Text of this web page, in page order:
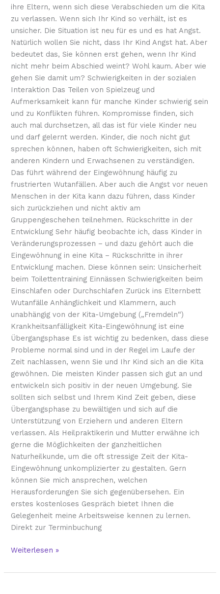
ihre Eltern, wenn sich diese Verabschieden um die Kita
zu verlassen. Wenn sich Ihr Kind so verhält, ist es
unsicher. Die Situation ist neu für es und es hat Angst.
Natürlich wollen Sie nicht, dass Ihr Kind Angst hat. Aber
bedeutet das, Sie können erst gehen, wenn Ihr Kind
nicht mehr beim Abschied weint? Wohl kaum. Aber wie
gehen Sie damit um? Schwierigkeiten in der sozialen
Interaktion Das Teilen von Spielzeug und
Aufmerksamkeit kann für manche Kinder schwierig sein
und zu Konflikten führen. Kompromisse finden, sich
auch mal durchsetzen, all das ist für viele Kinder neu
und darf gelernt werden. Kinder, die noch nicht gut
sprechen können, haben oft Schwierigkeiten, sich mit
anderen Kindern und Erwachsenen zu verständigen.
Das führt während der Eingewöhnung häufig zu
frustrierten Wutanfällen. Aber auch die Angst vor neuen
Menschen in der Kita kann dazu führen, dass Kinder
sich zurückziehen und nicht aktiv am
Gruppengeschehen teilnehmen. Rückschritte in der
Entwicklung Sehr häufig beobachte ich, dass Kinder in
Veränderungsprozessen – und dazu gehört auch die
Eingewöhnung in eine Kita – Rückschritte in ihrer
Entwicklung machen. Diese können sein: Unsicherheit
beim Toilettentraining Einnässen Schwierigkeiten beim
Einschlafen oder Durchschlafen Zurück ins Elternbett
Wutanfälle Anhänglichkeit und Klammern, auch
unabhängig von der Kita-Umgebung („Fremdeln“)
Krankheitsanfälligkeit Kita-Eingewöhnung ist eine
Übergangsphase Es ist wichtig zu bedenken, dass diese
Probleme normal sind und in der Regel im Laufe der
Zeit nachlassen, wenn Sie und Ihr Kind sich an die Kita
gewöhnen. Die meisten Kinder passen sich gut an und
entwickeln sich positiv in der neuen Umgebung. Sie
sollten sich selbst und Ihrem Kind Zeit geben, diese
Übergangsphase zu bewältigen und sich auf die
Unterstützung von Erziehern und anderen Eltern
verlassen. Als Heilpraktikerin und Mutter erwähne ich
gerne die Möglichkeiten der ganzheitlichen
Naturheilkunde, um die oft stressige Zeit der Kita-
Eingewöhnung unkomplizierter zu gestalten. Gern
können Sie mich ansprechen, welchen
Herausforderungen Sie sich gegenübersehen. Ein
erstes kostenloses Gespräch bietet Ihnen die
Gelegenheit meine Arbeitsweise kennen zu lernen.
Direkt zur Terminbuchung
Weiterlesen »